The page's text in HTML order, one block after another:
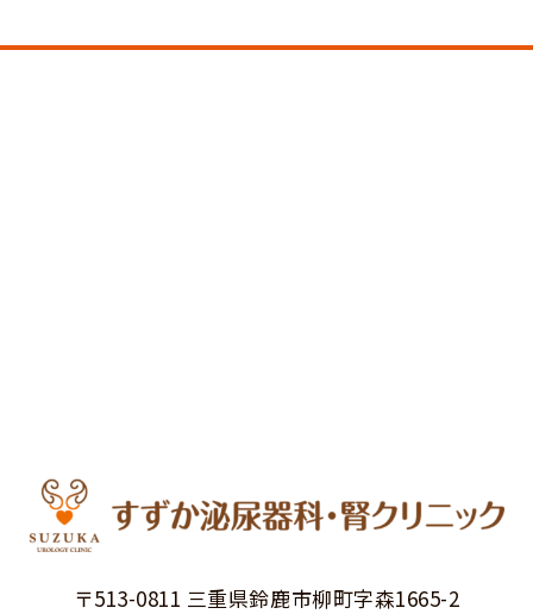
〒513-0811 三重県鈴鹿市柳町字森1665-2